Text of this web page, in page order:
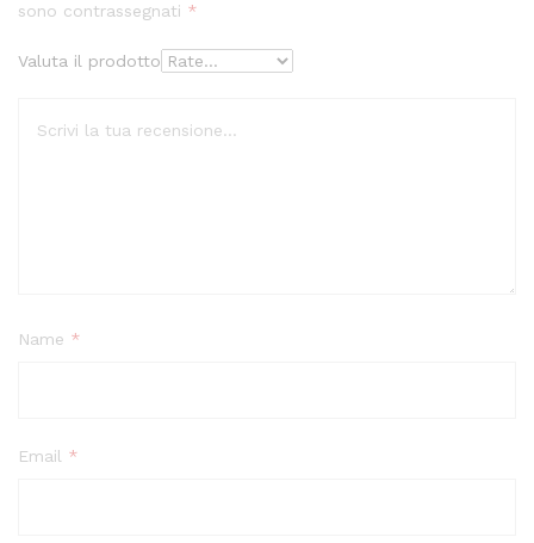
sono contrassegnati *
Valuta il prodotto
Name *
Email *